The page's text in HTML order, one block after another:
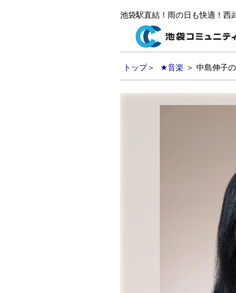
池袋駅直結！雨の日も快適！西
トップ＞ ★音楽 ＞ 中島伸子